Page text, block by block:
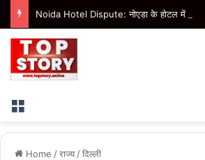
Menu
Home /राज्य /दिल्ली